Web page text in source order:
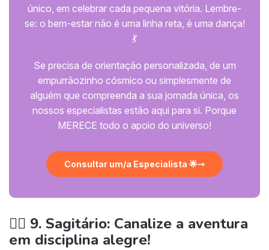
único, em celebrar cada pequena vitória. Lembre-
se: o bem-estar não é uma linha reta, é uma dança!
💃
Se precisa de orientação personalizada, de um
empurrãozinho cósmico ou simplesmente de
alguém que compreenda a sua jornada única, os
nossos especialistas estão aqui para si. Porque
MERECE todo o apoio do universo!
Consultar um/a Especialista 🌟
🏃‍♀️ 9. Sagitário: Canalize a aventura
em disciplina alegre!